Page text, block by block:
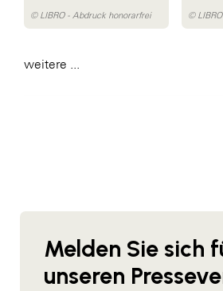
© LIBRO - Abdruck honorarfrei ©
weitere ...
Melden Sie sich
unseren